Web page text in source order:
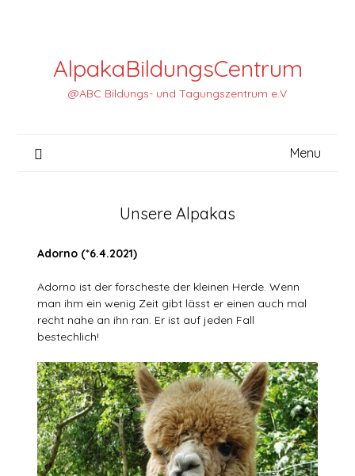
AlpakaBildungsCentrum
@ABC Bildungs- und Tagungszentrum e.V
Menu
Unsere Alpakas
Adorno (*6.4.2021)
Adorno ist der forscheste der kleinen Herde. Wenn
man ihm ein wenig Zeit gibt lässt er einen auch mal
recht nahe an ihn ran. Er ist auf jeden Fall
bestechlich!